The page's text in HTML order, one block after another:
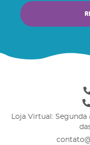
Loja Virtual: Segunda